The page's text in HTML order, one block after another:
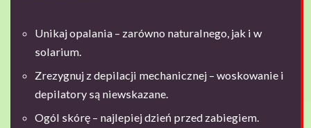
Unikaj opalania – zarówno naturalnego, jak i w
solarium.
Zrezygnuj z depilacji mechanicznej – woskowanie i
depilatory są niewskazane.
Ogól skórę – najlepiej dzień przed zabiegiem.